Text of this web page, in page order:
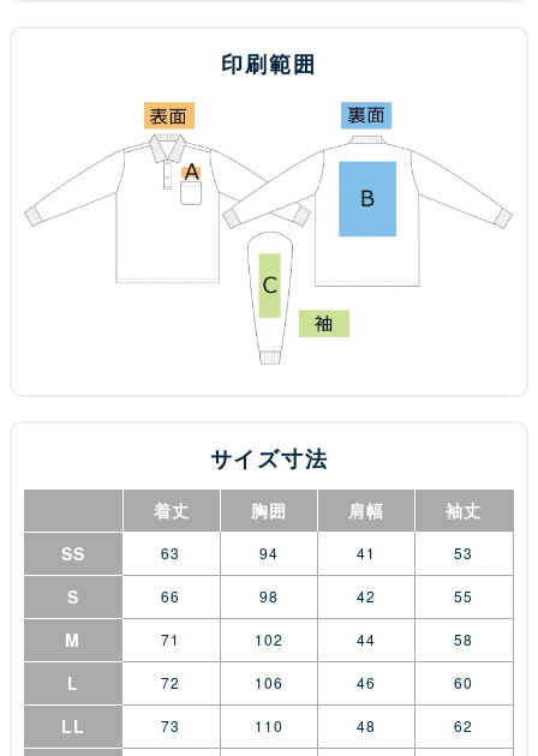
印刷範囲
サイズ寸法
着丈 胸囲 肩幅
袖丈
SS
63 94 41 53
S 66 98 42 55
M 71 102 44 58
L 72 106 46 60
LL 73 110 48 62